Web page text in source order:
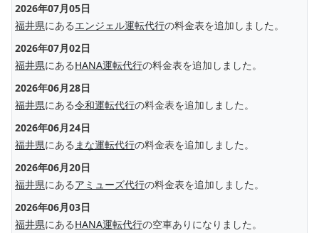
2026年07月05日
福井県にあるエンジェル運転代行の料金表を追加しました。
2026年07月02日
福井県にあるHANA運転代行の料金表を追加しました。
2026年06月28日
福井県にある令和運転代行の料金表を追加しました。
2026年06月24日
福井県にある まな運転代行の料金表を追加しました。
2026年06月20日
福井県にあるアミューズ代行の料金表を追加しました。
2026年06月03日
福井県にあるHANA運転代行の空車ありになりました。